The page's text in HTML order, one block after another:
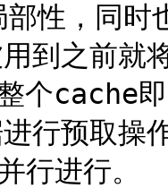
性，同时
到之前就
cache即
行预取操
行进行。